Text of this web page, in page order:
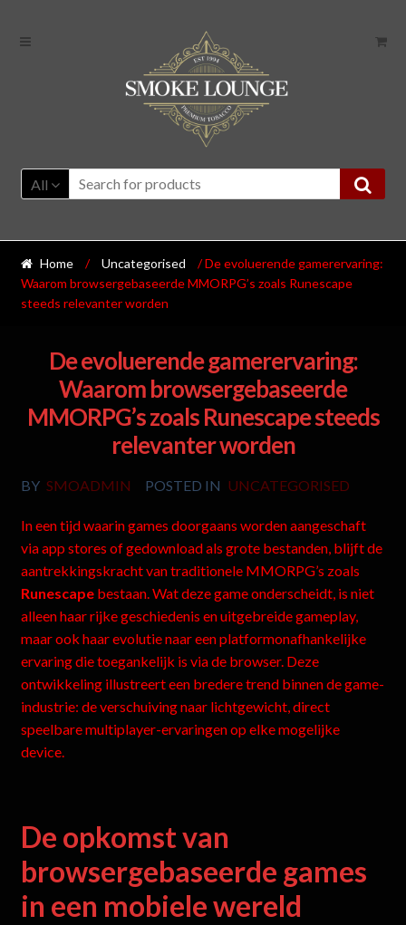
All
Home / Uncategorised
/ De evoluerende gamerervaring:
Waarom browsergebaseerde MMORPG’s zoals Runescape
steeds relevanter worden
De evoluerende gamerervaring:
Waarom browsergebaseerde
MMORPG’s zoals Runescape steeds
relevanter worden
BY SMOADMIN POSTED IN UNCATEGORISED
In een tijd waarin games doorgaans worden aangeschaft
via app stores of gedownload als grote bestanden, blijft de
aantrekkingskracht van traditionele MMORPG’s zoals
Runescapebestaan. Wat deze game onderscheidt, is niet
alleen haar rijke geschiedenis en uitgebreide gameplay,
maar ook haar evolutie naar een platformonafhankelijke
ervaring die toegankelijk is via de browser. Deze
ontwikkeling illustreert een bredere trend binnen de game-
industrie: de verschuiving naar lichtgewicht, direct
speelbare multiplayer-ervaringen op elke mogelijke
device.
De opkomst van
browsergebaseerde games
in een mobiele wereld